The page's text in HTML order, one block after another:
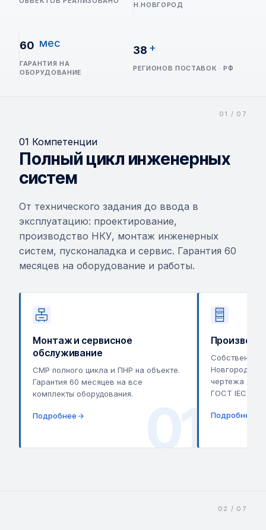
Н.НОВГОРОД
60 мес
ГАРАНТИЯ НА
ОБОРУДОВАНИЕ
38 +
РЕГИОНОВ ПОСТАВОК · РФ
01 Компетенции
Полный цикл инженерных
систем
От технического задания до ввода в
эксплуатацию: проектирование,
производство НКУ, монтаж инженерных
систем, пусконаладка и сервис. Гарантия 60
месяцев на оборудование и работы.
01
Монтаж и сервисное
обслуживание
СМР полного цикла и ПНР на объекте.
Гарантия 60 месяцев на все
комплекты оборудования.
Подробнее
Новгороде.
чертежа до
ГОСТ IEC
Подробнее о